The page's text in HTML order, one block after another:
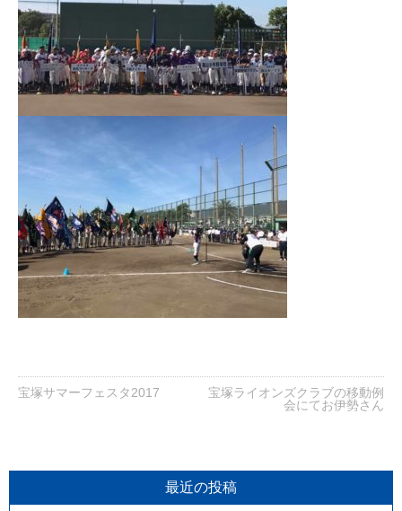
宝塚サマーフェスタ2017
宝塚ライオンズクラブの移動例
会にてお伊勢さん
最近の投稿